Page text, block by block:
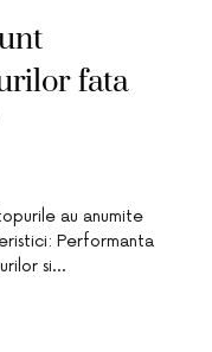
fata
au anumite
Performanta
si…